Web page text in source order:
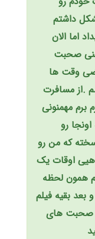
داشتم
اما الان
صحبت
وقت ها
.از مسافرت
مهمنونی
رو
که من رو
اوقات یک
همون لحظه
بعد بقیه فیلم
صحبت های